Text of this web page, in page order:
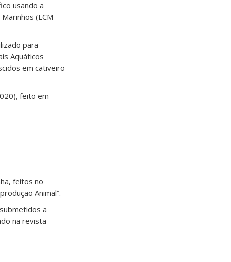
usando a
(LCM –
para
Aquáticos
em cativeiro
feito em
feitos no
Animal”.
a
na revista